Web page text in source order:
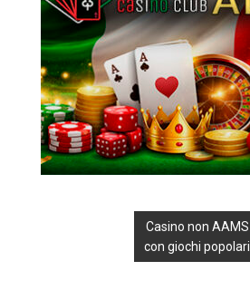
Casino non AAMS
con giochi popolari